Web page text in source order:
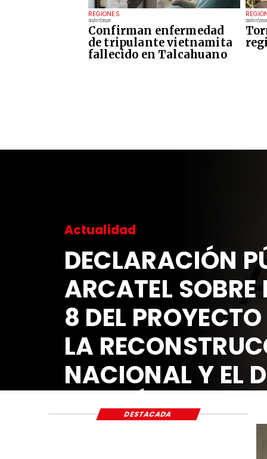
REGIONES
30/07/2026
Confirman enfermedad
de tripulante vietnamita
fallecido en Talcahuano
28/07/
Actualidad
DECLARACIÓN
ARCATEL SOBRE
8 DEL
LA
NACIONAL Y EL
ECONÓMICO Y
DESTACADA